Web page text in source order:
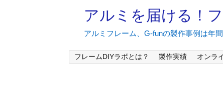
アルミを届ける！
アルミフレーム、G-funの製作事例は年
フレームDIYラボとは？ 製作実績 オンラ